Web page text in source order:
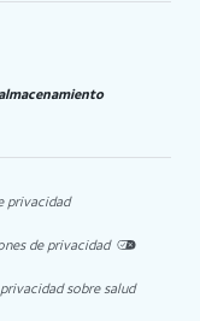
privacidad
de privacidad
sobre salud